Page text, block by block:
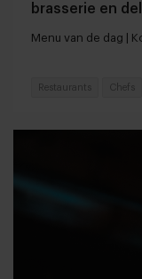
brasserie en
Menu van de dag |
Restaurants Chefs